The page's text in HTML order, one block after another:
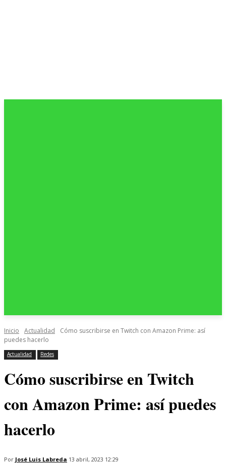
Inicio Actualidad
Cómo suscribirse en Twitch con Amazon Prime: así
puedes hacerlo
Actualidad Redes
Cómo suscribirse en Twitch
con Amazon Prime: así puedes
hacerlo
Por José Luis Labreda 13 abril, 2023 12:29